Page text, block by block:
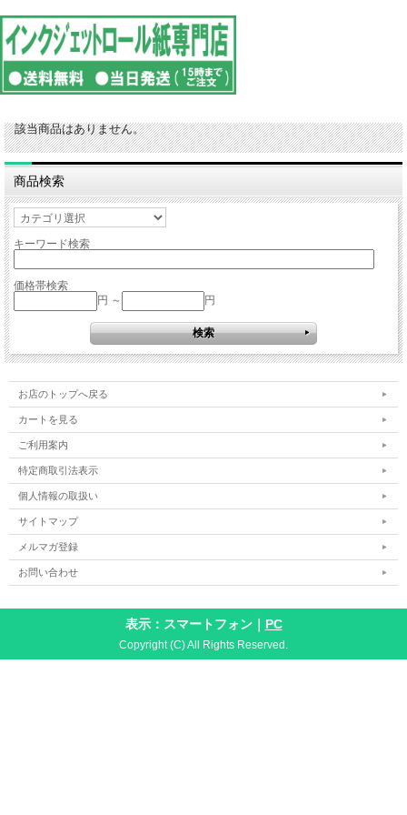
該当商品はありません。
商品検索
キーワード検索
価格帯検索
円 ～
円
お店のトップへ戻る
カートを見る
ご利用案内
特定商取引法表示
個人情報の取扱い
サイトマップ
メルマガ登録
お問い合わせ
表示：スマートフォン｜ PC
Copyright (C) All Rights Reserved.